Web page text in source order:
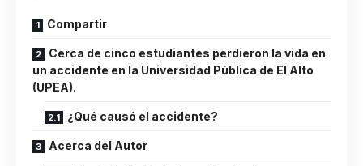
Compartir
Cerca de cinco estudiantes perdieron la vida en
un accidente en la Universidad Pública de El Alto
(UPEA).
¿Qué causó el accidente?
Acerca del Autor